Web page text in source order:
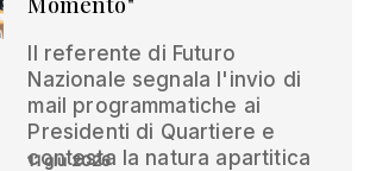
Il referente di Futuro
Nazionale segnala l'invio di
mail programmatiche ai
Presidenti di Quartiere e
contesta la natura apartitica
11 giu 2026